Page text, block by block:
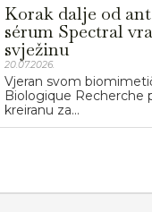
Korak dalje od
sérum Spectral
svježinu
20.07.2026.
Vjeran svom
Biologique Recherche
kreiranu za...